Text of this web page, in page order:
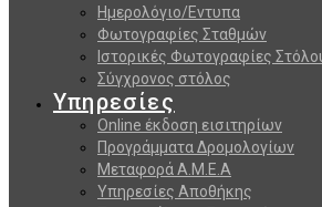
Ημερολόγιο/Εντυπα
Φωτογραφίες Σταθμών
Ιστορικές Φωτογραφίες
Σύγχρονος στόλος
Υπηρεσίες
Online έκδοση εισιτηρίων
Προγράμματα Δρομολογίων
Μεταφορά Α.Μ.Ε.Α
Υπηρεσίες Αποθήκης